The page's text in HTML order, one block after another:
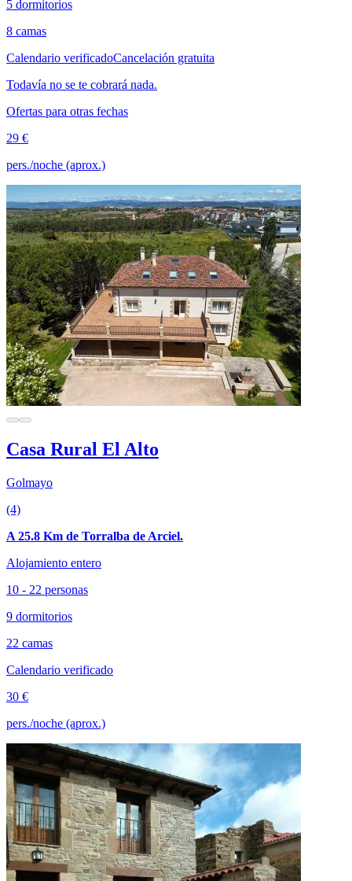
5 dormitorios
8 camas
Calendario verificadoCancelación gratuita
Todavía no se te cobrará nada.
Ofertas para otras fechas
29 €
pers./noche (aprox.)
Casa Rural El Alto
Golmayo
(4)
A 25.8 Km de Torralba de Arciel.
Alojamiento entero
10 - 22 personas
9 dormitorios
22 camas
Calendario verificado
30 €
pers./noche (aprox.)